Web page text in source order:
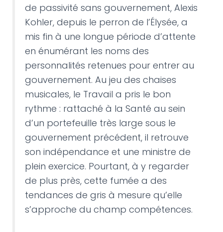
de passivité sans gouvernement, Alexis
Kohler, depuis le perron de l’Élysée, a
mis fin à une longue période d’attente
en énumérant les noms des
personnalités retenues pour entrer au
gouvernement. Au jeu des chaises
musicales, le Travail a pris le bon
rythme : rattaché à la Santé au sein
d’un portefeuille très large sous le
gouvernement précédent, il retrouve
son indépendance et une ministre de
plein exercice. Pourtant, à y regarder
de plus près, cette fumée a des
tendances de gris à mesure qu’elle
s’approche du champ compétences.